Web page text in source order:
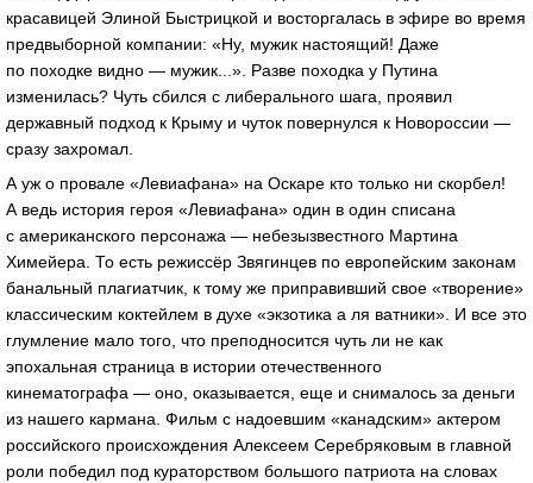
красавицей Элиной Быстрицкой и восторгалась в эфире во время
предвыборной компании: «Ну, мужик настоящий! Даже
по походке видно — мужик...». Разве походка у Путина
изменилась? Чуть сбился с либерального шага, проявил
державный подход к Крыму и чуток повернулся к Новороссии —
сразу захромал.
А уж о провале «Левиафана» на Оскаре кто только ни скорбел!
А ведь история героя «Левиафана» один в один списана
с американского персонажа — небезызвестного Мартина
Химейера. То есть режиссёр Звягинцев по европейским законам
банальный плагиатчик, к тому же приправивший свое «творение»
классическим коктейлем в духе «экзотика а ля ватники». И все это
глумление мало того, что преподносится чуть ли не как
эпохальная страница в истории отечественного
кинематографа — оно, оказывается, еще и снималось за деньги
из нашего кармана. Фильм с надоевшим «канадским» актером
российского происхождения Алексеем Серебряковым в главной
роли победил под кураторством большого патриота на словах